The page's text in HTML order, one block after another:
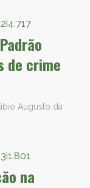
de crime
Augusto da
na